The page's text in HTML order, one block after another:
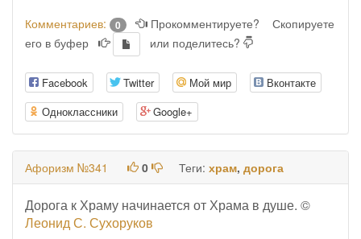
Комментариев: 0 Прокомментируете?
Скопируете
его в буфер
или поделитесь?
Facebook Twitter Мой мир
Вконтакте
Одноклассники
Google+
Афоризм №341 0 Теги: храм, дорога
Дорога к Храму начинается от Храма в душе. ©
Леонид С. Сухоруков